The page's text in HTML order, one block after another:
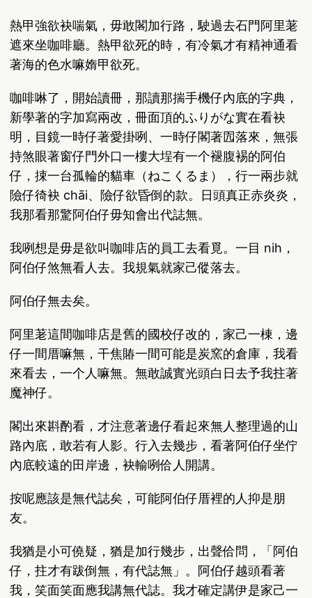
熱甲強欲袂喘氣，毋敢閣加行路，駛過去石門阿里荖
遮來坐咖啡廳。熱甲欲死的時，有冷氣才有精神通看
著海的色水嘛媠甲欲死。
咖啡啉了，開始讀冊，那讀那揣手機仔內底的字典，
新學著的字加寫兩改，冊面頂的ふりがな實在看袂
明，目鏡一時仔著愛掛咧、一時仔閣著囥落來，無張
持煞眼著窗仔門外口一樓大埕有一个褪腹裼的阿伯
仔，捒一台孤輪的貓車（ねこくるま），行一兩步就
險仔徛袂 chāi、險仔欲昏倒的款。日頭真正赤炎炎，
我那看那驚阿伯仔毋知會出代誌無。
我咧想是毋是欲叫咖啡店的員工去看覓。一目 nih，
阿伯仔煞無看人去。我規氣就家己傱落去。
阿伯仔無去矣。
阿里荖這間咖啡店是舊的國校仔改的，家己一棟，邊
仔一間厝嘛無，干焦賰一間可能是炭窯的倉庫，我看
來看去，一个人嘛無。無敢誠實光頭白日去予我拄著
魔神仔。
閣出來斟酌看，才注意著邊仔看起來無人整理過的山
路內底，敢若有人影。行入去幾步，看著阿伯仔坐佇
內底較遠的田岸邊，袂輸咧佮人開講。
按呢應該是無代誌矣，可能阿伯仔厝裡的人抑是朋
友。
我猶是小可僥疑，猶是加行幾步，出聲佮問，「阿伯
仔，拄才有跋倒無，有代誌無」。阿伯仔越頭看著
我，笑面笑面應我講無代誌。我才確定講伊是家己一